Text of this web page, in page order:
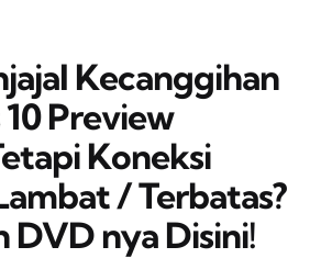
Kecanggihan
Preview
Koneksi
/ Terbatas?
DVD nya Disini!